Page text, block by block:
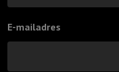
E-mailadres